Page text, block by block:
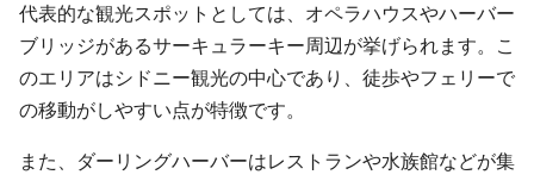
代表的な観光スポットとしては、オペラハウスやハーバー
ブリッジがあるサーキュラーキー周辺が挙げられます。こ
のエリアはシドニー観光の中心であり、徒歩やフェリーで
の移動がしやすい点が特徴です。
また、ダーリングハーバーはレストランや水族館などが集